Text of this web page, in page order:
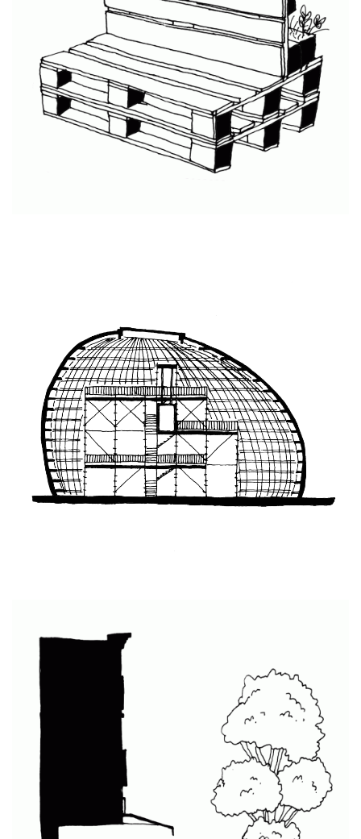
Cervecería La Virgen
Shell of the Commons
Permeabilidad en las calles
de París